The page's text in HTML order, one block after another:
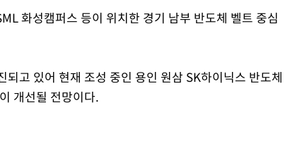
화성캠퍼스 등이 위치한 경기 남부 반도체 벨트 중심
고 있어 현재 조성 중인 용인 원삼 SK하이닉스 반도체
개선될 전망이다.